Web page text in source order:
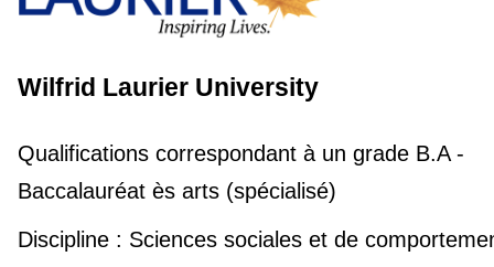
Wilfrid Laurier University
Qualifications correspondant à un gradeB.A -
Baccalauréat ès arts (spécialisé)
Discipline : Sciences sociales et de